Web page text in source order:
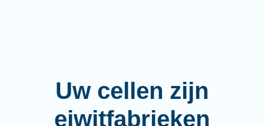
Uw cellen zijn
eiwitfabrieken